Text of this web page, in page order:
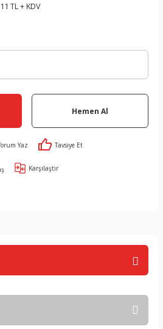
TL + KDV
Hemen Al
Yaz Tavsiye Et
Karşılaştır